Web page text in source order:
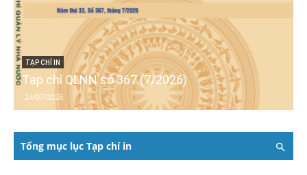
TẠP CHÍ IN
Tạp chí QLNN số 367 (7/2026)
24/07/2026
Tổng mục lục Tạp chí in